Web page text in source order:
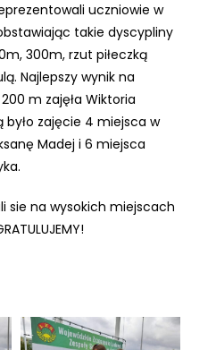
uczniowie w
takie dyscypliny
300m, rzut piłeczką
Najlepszy wynik na
m zajęła Wiktoria
było zajęcie 4 miejsca w
Madej i 6 miejsca
sie na wysokich miejscach